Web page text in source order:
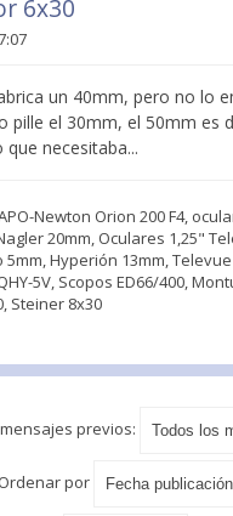
6x30
un 40mm, pero no lo
pille el 30mm, el 50mm es
necesitaba...
Newton Orion 200 F4,
20mm, Oculares 1,25"
Hyperión 13mm,
5V, Scopos ED66/400,
Steiner 8x30
previos:
Ordenar por